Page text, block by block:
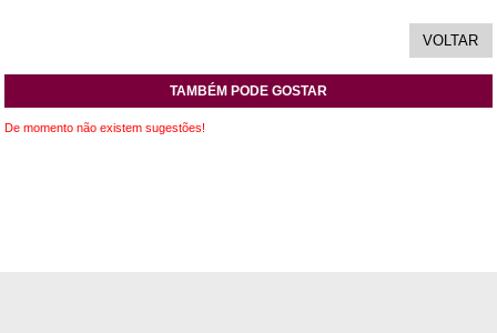
TAMBÉM PODE GOSTAR
De momento não existem sugestões!